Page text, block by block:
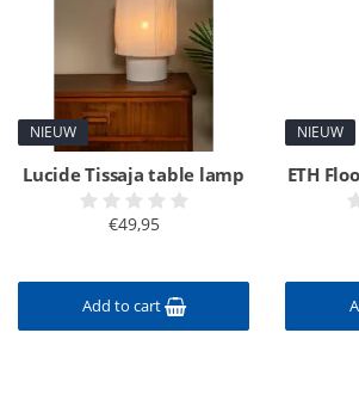
NIEUW
Lucide Tissaja table lamp
€49,95
Add to cart
NIEUW
ETH